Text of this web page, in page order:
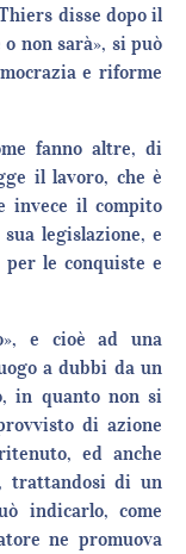
disse dopo il
non sarà», si può
e riforme
fanno altre, di
il lavoro, che è
invece il compito
legislazione, e
le conquiste e
e cioè ad una
a dubbi da un
in quanto non si
di azione
ed anche
trattandosi di un
indicarlo, come
ne promuova